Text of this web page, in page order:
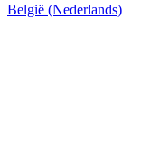
België (Nederlands)